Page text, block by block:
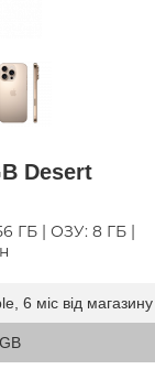
Desert
ГБ | ОЗУ: 8 ГБ |
6 міс від магазину